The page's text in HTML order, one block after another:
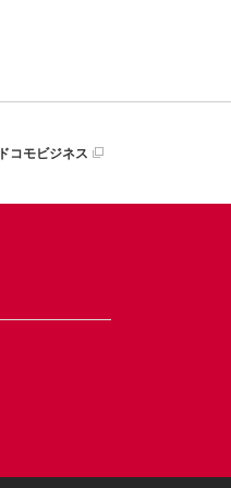
ドコモビジネス